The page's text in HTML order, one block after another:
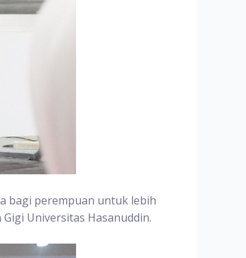
bagi perempuan untuk lebih
Universitas Hasanuddin.